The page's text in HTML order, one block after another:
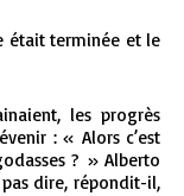
était terminée et le
les progrès
: « Alors c’est
? » Alberto
pas dire, répondit-il,